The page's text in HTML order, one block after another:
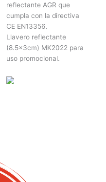
reflectante AGR que
cumpla con la directiva
CE EN13356.
Llavero reflectante
(8.5x3cm) MK2022 para
uso promocional.